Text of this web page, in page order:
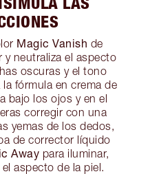
Magic Vanish de
neutraliza el aspecto
oscuras y el tono
fórmula en crema de
bajo los ojos y en el
corregir con una
yemas de los dedos,
de corrector líquido
Away para iluminar,
aspecto de la piel.